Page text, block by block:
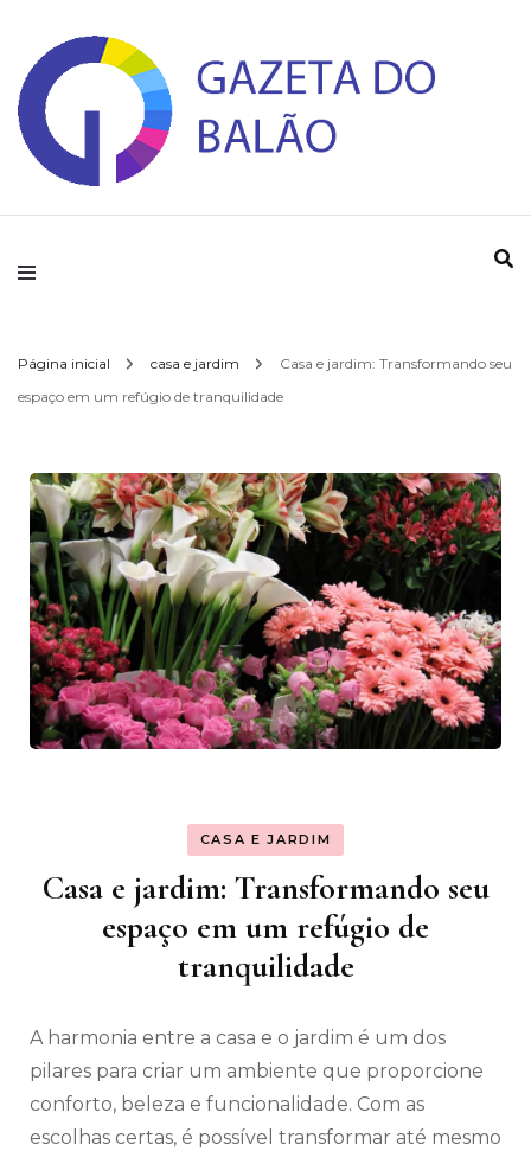
Gazeta do Balao
Página inicial casa e jardim
Casa e jardim: Transformando seu
espaço em um refúgio de tranquilidade
CASA E JARDIM
Casa e jardim: Transformando seu
espaço em um refúgio de
tranquilidade
A harmonia entre a casa e o jardim é um dos
pilares para criar um ambiente que proporcione
conforto, beleza e funcionalidade. Com as
escolhas certas, é possível transformar até mesmo